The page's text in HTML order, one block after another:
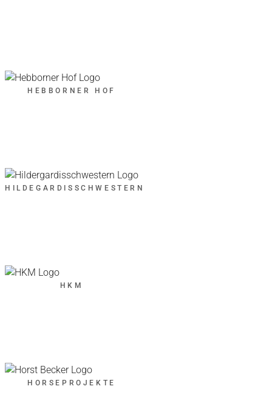
HEBBORNER HOF
HILDEGARDISSCHWESTERN
HKM
HORSEPROJEKTE